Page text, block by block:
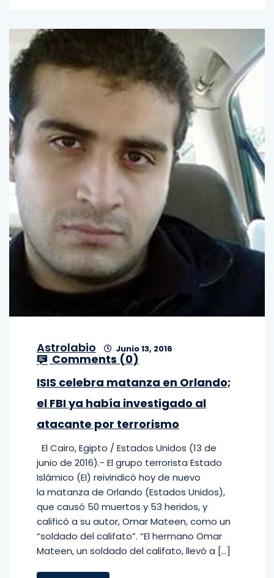
Astrolabio Junio 13, 2016
Comments (0)
ISIS celebra matanza en Orlando;
el FBI ya había investigado al
atacante por terrorismo
El Cairo, Egipto / Estados Unidos (13 de
junio de 2016).- El grupo terrorista Estado
Islámico (EI) reivindicó hoy de nuevo
la matanza de Orlando (Estados Unidos),
que causó 50 muertos y 53 heridos, y
calificó a su autor, Omar Mateen, como un
“soldado del califato”. “El hermano Omar
Mateen, un soldado del califato, llevó a […]